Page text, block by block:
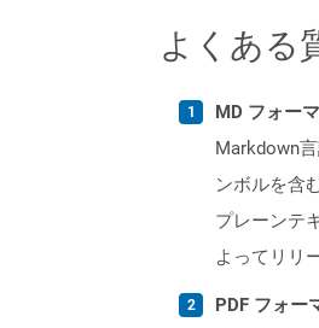
よくある
MD フォー
Markdown
ンボルを含
プレーンテ
よってリリ
PDF フォー